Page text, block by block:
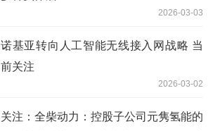
2026-03-03
诺基亚转向人工智能无线接入网战略 当
前关注
2026-03-02
关注：全柴动力：控股子公司元隽氢能的